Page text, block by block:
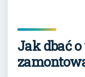
Jak dbać